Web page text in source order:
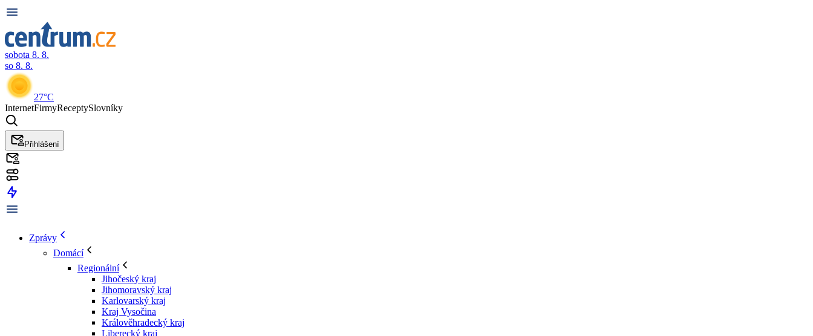
sobota 8. 8.
so 8. 8.
27°C
InternetFirmyReceptySlovníky
Přihlášení
Zprávy
Domácí
Regionální
Jihočeský kraj
Jihomoravský kraj
Karlovarský kraj
Kraj Vysočina
Králověhradecký kraj
Liberecký kraj